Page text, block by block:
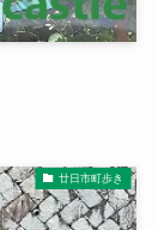
廿日市町歩き